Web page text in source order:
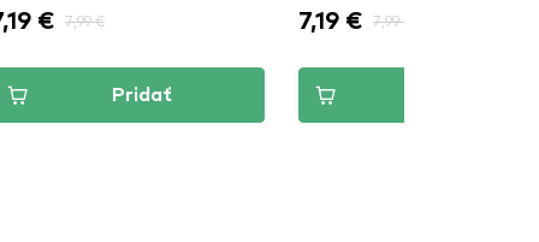
€ 7,99 €
Pridať
7,19 € 7,99 €